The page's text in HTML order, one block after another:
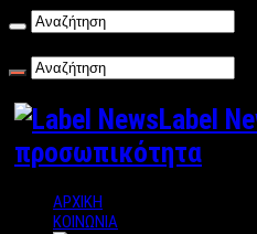
Label
προσωπικότητα
ΑΡΧΙΚΗ
ΚΟΙΝΩΝΙΑ